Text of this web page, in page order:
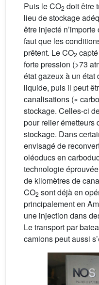
Puis le CO2 doit être
lieu de stockage
être injecté
faut que les
prêtent. Le CO2
forte pression (>73
état gazeux à un
liquide, puis il peut
canalisations («
stockage. Celles-ci
pour relier émetteurs
stockage. Dans
envisagé de
oléoducs en
technologie
de kilomètres de
CO2 sont déjà en
principalement en
une injection dans
Le transport par
camions peut aussi